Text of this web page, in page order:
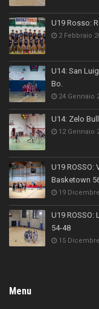
U19 Rosso:
2 Febbraio
U14: San
Bo.
24 Gennaio
U14: Zelo
12 Gennaio
U19
Basketown
19
U19
54-48
15
Menu